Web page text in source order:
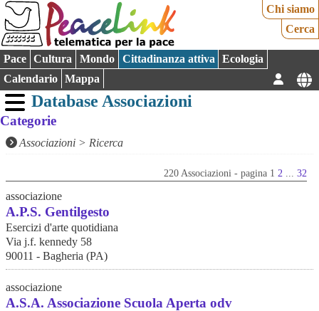
Chi siamo
Cerca
Pace Cultura Mondo Cittadinanza attiva
Ecologia
Calendario
Mappa
Database Associazioni
Categorie
Associazioni > Ricerca
220 Associazioni - pagina 1 2 ...32
associazione
A.P.S. Gentilgesto
Esercizi d'arte quotidiana
Via j.f. kennedy 58
90011 - Bagheria (PA)
associazione
A.S.A. Associazione Scuola Aperta odv